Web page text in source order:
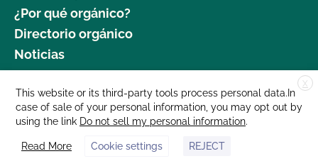
¿Por qué orgánico?
Directorio orgánico
Noticias
Donar
Carreras profesionales
Sala de prensa
Contáctenos
X
This website or its third-party tools process personal data.In
case of sale of your personal information, you may opt out by
using the link Do not sell my personal information.
Read More Cookie settings REJECT